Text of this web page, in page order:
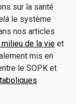
sur la santé
le système
nos articles
de la vie et
mis en
le SOPK et